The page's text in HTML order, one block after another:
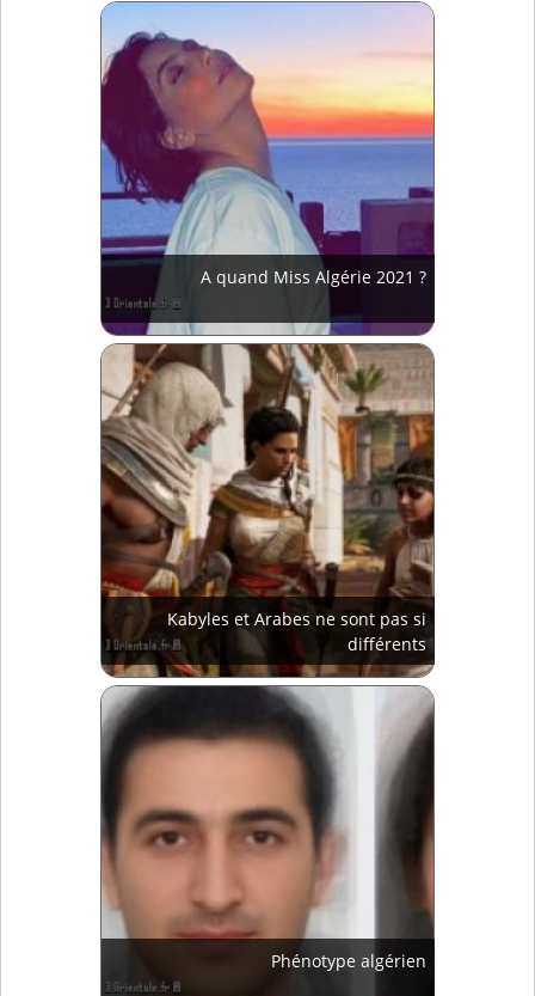
A quand Miss Algérie 2021 ?
Kabyles et Arabes ne sont pas si
différents
Phénotype algérien